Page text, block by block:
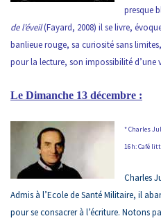
presque
de l’éveil(Fayard, 2008) il se livre,
banlieue rouge, sa curiosité sans
pour la lecture, son impossibilité d’une
Le Dimanche 13 décembre :
* Charles
16h: Café
Charles
Admis à l’Ecole de Santé Militaire, il
pour se consacrer à l’écriture. Notons